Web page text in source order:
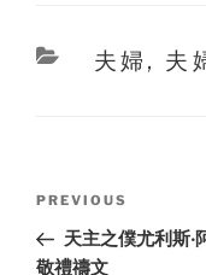
夫婦 , 夫
navigation
Previous
Post
PREVIOUS
天主之僕尤利斯‧
敬禮禱文